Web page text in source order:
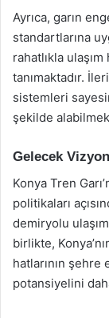
Ayrıca, garın
standartlarına
rahatlıkla
tanımaktadır.
sistemleri
şekilde
Gelecek
Konya Tren
politikaları
demiryolu
birlikte,
hatlarının şehre
potansiyelini